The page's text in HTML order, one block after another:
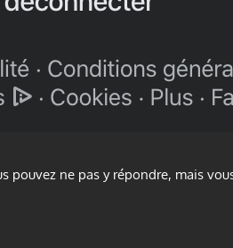
pouvez ne pas y répondre, mais